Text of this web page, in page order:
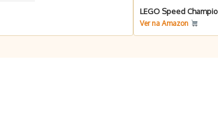
LEGO Speed
Ver na Amazon